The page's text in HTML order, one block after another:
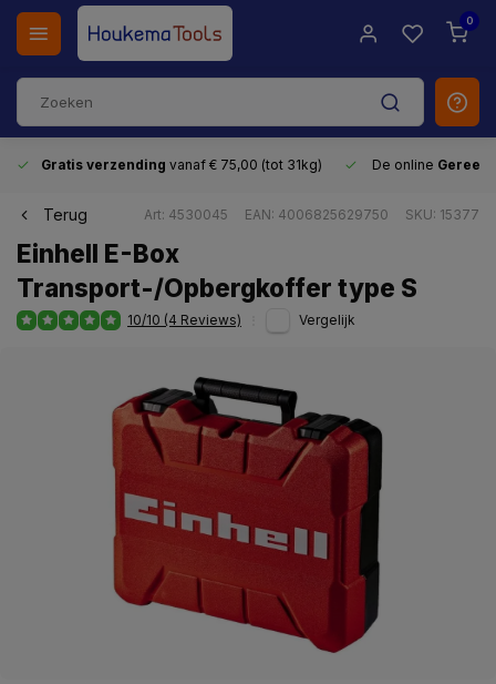
0
Gratis verzending vanaf € 75,00 (tot 31kg) De online
Terug Art: 4530045 EAN: 4006825629750 SKU: 15377
Einhell E-Box
Transport-/Opbergkoffer type S
10/10 (4 Reviews) Vergelijk